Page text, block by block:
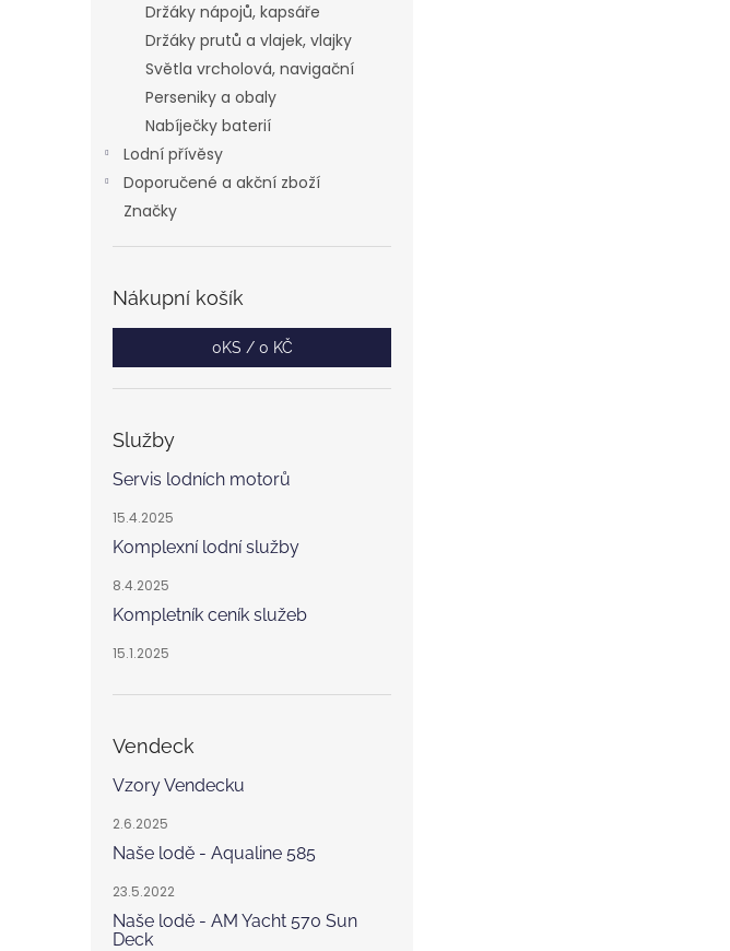
Držáky nápojů, kapsáře
Držáky prutů a vlajek, vlajky
Světla vrcholová, navigační
Perseniky a obaly
Nabíječky baterií
Lodní přívěsy
Doporučené a akční zboží
Značky
Nákupní košík
0KS / 0 KČ
Služby
Servis lodních motorů
15.4.2025
Komplexní lodní služby
8.4.2025
Kompletník ceník služeb
15.1.2025
Vendeck
Vzory Vendecku
2.6.2025
Naše lodě - Aqualine 585
23.5.2022
Naše lodě - AM Yacht 570 Sun
Deck